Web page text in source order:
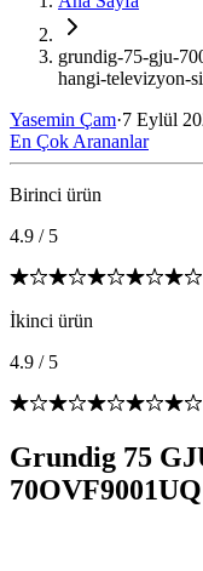
grundig-75-gju-
hangi-televizyon-
Yasemin Çam·7 Eylül
En Çok Arananlar
Birinci ürün
4.9 / 5
İkinci ürün
4.9 / 5
Grundig 75